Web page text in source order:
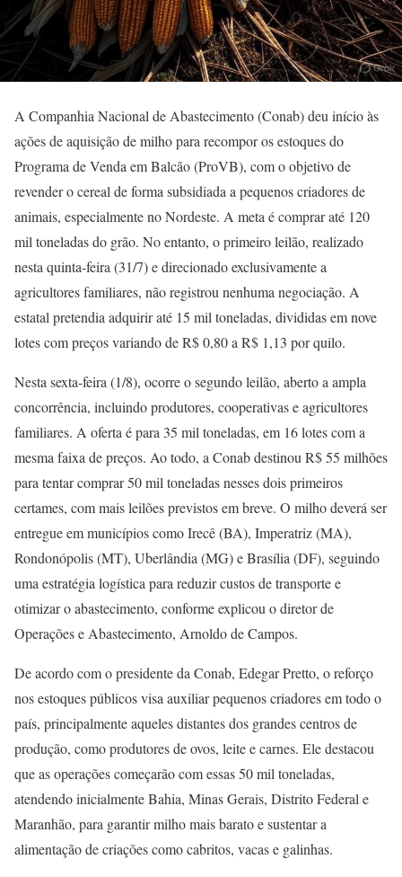
A Companhia Nacional de Abastecimento (Conab) deu início às
ações de aquisição de milho para recompor os estoques do
Programa de Venda em Balcão (ProVB), com o objetivo de
revender o cereal de forma subsidiada a pequenos criadores de
animais, especialmente no Nordeste. A meta é comprar até 120
mil toneladas do grão. No entanto, o primeiro leilão, realizado
nesta quinta-feira (31/7) e direcionado exclusivamente a
agricultores familiares, não registrou nenhuma negociação. A
estatal pretendia adquirir até 15 mil toneladas, divididas em nove
lotes com preços variando de R$ 0,80 a R$ 1,13 por quilo.
Nesta sexta-feira (1/8), ocorre o segundo leilão, aberto a ampla
concorrência, incluindo produtores, cooperativas e agricultores
familiares. A oferta é para 35 mil toneladas, em 16 lotes com a
mesma faixa de preços. Ao todo, a Conab destinou R$ 55 milhões
para tentar comprar 50 mil toneladas nesses dois primeiros
certames, com mais leilões previstos em breve. O milho deverá ser
entregue em municípios como Irecê (BA), Imperatriz (MA),
Rondonópolis (MT), Uberlândia (MG) e Brasília (DF), seguindo
uma estratégia logística para reduzir custos de transporte e
otimizar o abastecimento, conforme explicou o diretor de
Operações e Abastecimento, Arnoldo de Campos.
De acordo com o presidente da Conab, Edegar Pretto, o reforço
nos estoques públicos visa auxiliar pequenos criadores em todo o
país, principalmente aqueles distantes dos grandes centros de
produção, como produtores de ovos, leite e carnes. Ele destacou
que as operações começarão com essas 50 mil toneladas,
atendendo inicialmente Bahia, Minas Gerais, Distrito Federal e
Maranhão, para garantir milho mais barato e sustentar a
alimentação de criações como cabritos, vacas e galinhas.